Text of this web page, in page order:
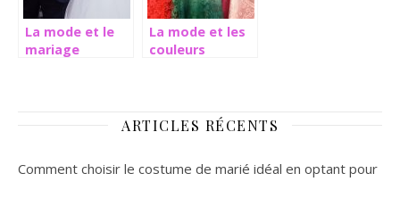
La mode et le
mariage
La mode et les
couleurs
ARTICLES RÉCENTS
Comment choisir le costume de marié idéal en optant pour